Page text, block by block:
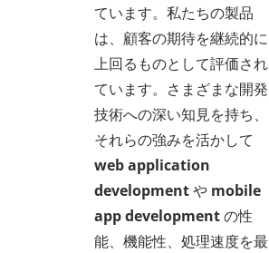
ています。私たちの製品
は、顧客の期待を継続的に
上回るものとして評価され
ています。さまざまな開発
技術への深い知見を持ち、
それらの強みを活かして
web application
developmentや mobile
app developmentの性
能、機能性、処理速度を最